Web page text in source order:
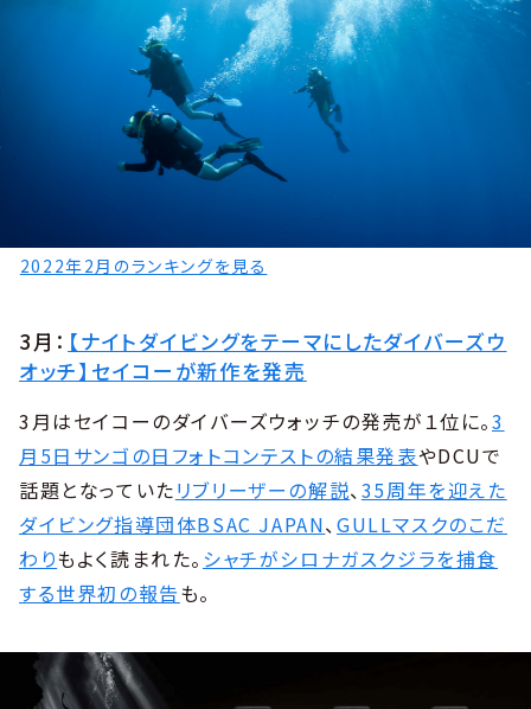
2022年2月のランキングを見る
3月： 【ナイトダイビングをテーマにしたダイバーズウ
オッチ】セイコーが新作を発売
3月はセイコーのダイバーズウォッチの発売が１位に。3
月5日サンゴの日フォトコンテストの結果発表やDCUで
話題となっていたリブリーザーの解説、35周年を迎えた
ダイビング指導団体BSAC JAPAN、GULLマスクのこだ
わりもよく読まれた。 シャチがシロナガスクジラを捕食
する世界初の報告も。